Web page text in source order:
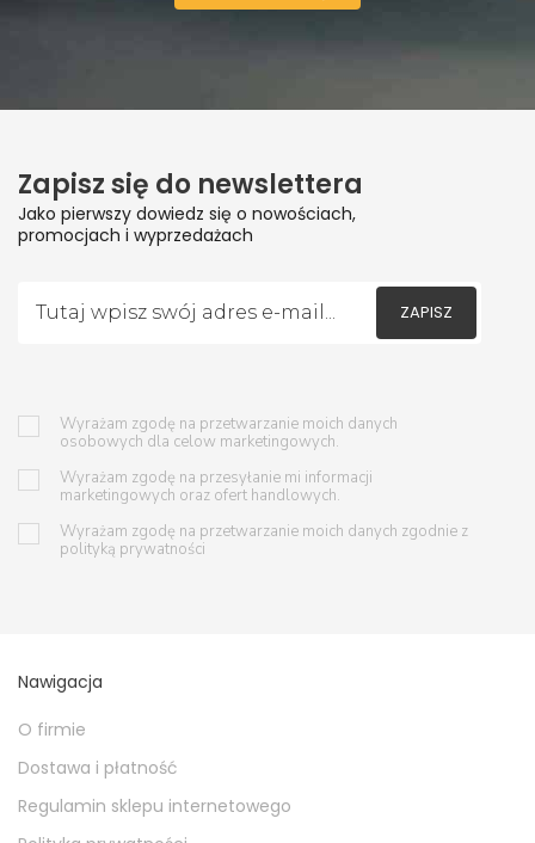
Zapisz się do newslettera
Jako pierwszy dowiedz się o nowościach,
promocjach i wyprzedażach
ZAPISZ
Wyrażam zgodę na przetwarzanie moich danych
osobowych dla celow marketingowych.
Wyrażam zgodę na przesyłanie mi informacji
marketingowych oraz ofert handlowych.
Wyrażam zgodę na przetwarzanie moich danych zgodnie z
polityką prywatności
Nawigacja
O firmie
Dostawa i płatność
Regulamin sklepu internetowego